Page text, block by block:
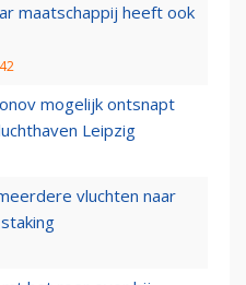
maatschappij heeft ook
mogelijk ontsnapt
Leipzig
vluchten naar